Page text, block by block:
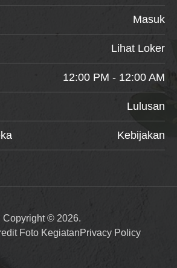
Masuk
Lihat Loker
12:00 PM - 12:00 AM
Lulusan
Kebijakan
Copyright © 2026.
Foto KegiatanPrivacy Policy